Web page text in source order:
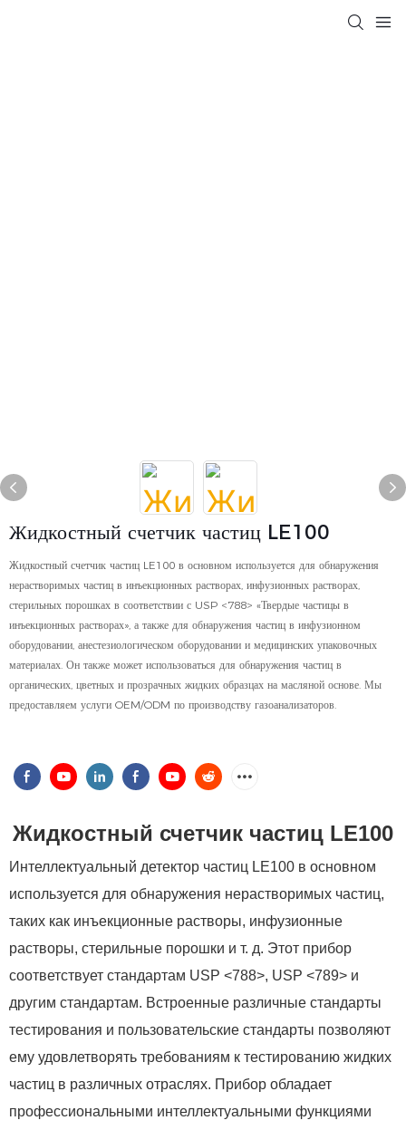
Жидкостный счетчик частиц LE100
Жидкостный счетчик частиц LE100 в основном используется для обнаружения
нерастворимых частиц в инъекционных растворах, инфузионных растворах,
стерильных порошках в соответствии с USP <788> «Твердые частицы в
инъекционных растворах», а также для обнаружения частиц в инфузионном
оборудовании, анестезиологическом оборудовании и медицинских упаковочных
материалах. Он также может использоваться для обнаружения частиц в
органических, цветных и прозрачных жидких образцах на масляной основе. Мы
предоставляем услуги OEM/ODM по производству газоанализаторов.
Жидкостный счетчик частиц LE100
Интеллектуальный детектор частиц LE100 в основном
используется для обнаружения нерастворимых частиц,
таких как инъекционные растворы, инфузионные
растворы, стерильные порошки и т. д. Этот прибор
соответствует стандартам USP <788>, USP <789> и
другим стандартам. Встроенные различные стандарты
тестирования и пользовательские стандарты позволяют
ему удовлетворять требованиям к тестированию жидких
частиц в различных отраслях. Прибор обладает
профессиональными интеллектуальными функциями